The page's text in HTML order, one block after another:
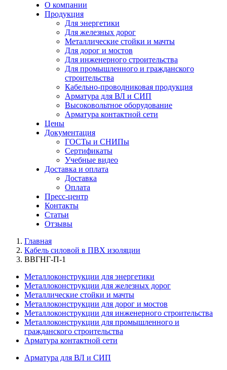
О компании
Продукция
Для энергетики
Для железных дорог
Металлические стойки и мачты
Для дорог и мостов
Для инженерного строительства
Для промышленного и гражданского
строительства
Кабельно-проводниковая продукция
Арматура для ВЛ и СИП
Высоковольтное оборудование
Арматура контактной сети
Цены
Документация
ГОСТы и СНИПы
Сертификаты
Учебные видео
Доставка и оплата
Доставка
Оплата
Пресс-центр
Контакты
Статьи
Отзывы
Главная
Кабель силовой в ПВХ изоляции
ВВГНГ-П-1
Металлоконструкции для энергетики
Металлоконструкции для железных дорог
Металлические стойки и мачты
Металлоконструкции для дорог и мостов
Металлоконструкции для инженерного строительства
Металлоконструкции для промышленного и
гражданского строительства
Арматура контактной сети
Арматура для ВЛ и СИП